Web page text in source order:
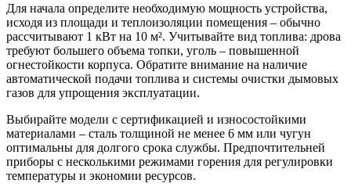
Для начала определите необходимую мощность устройства,
исходя из площади и теплоизоляции помещения – обычно
рассчитывают 1 кВт на 10 м². Учитывайте вид топлива: дрова
требуют большего объема топки, уголь – повышенной
огнестойкости корпуса. Обратите внимание на наличие
автоматической подачи топлива и системы очистки дымовых
газов для упрощения эксплуатации.
Выбирайте модели с сертификацией и износостойкими
материалами – сталь толщиной не менее 6 мм или чугун
оптимальны для долгого срока службы. Предпочтительней
приборы с несколькими режимами горения для регулировки
температуры и экономии ресурсов.